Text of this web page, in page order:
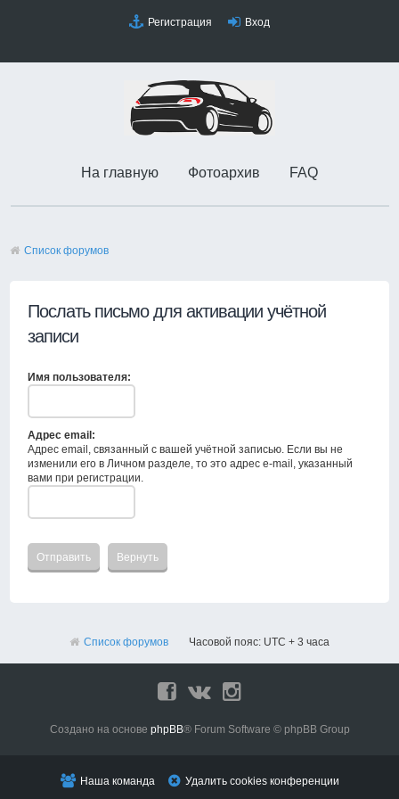
Регистрация Вход
На главную Фотоархив FAQ
Список форумов
Послать письмо для активации учётной
записи
Имя пользователя:
Адрес email:
Адрес email, связанный с вашей учётной записью. Если вы не
изменили его в Личном разделе, то это адрес e-mail, указанный
вами при регистрации.
Список форумов Часовой пояс: UTC + 3 часа
Создано на основе phpBB® Forum Software © phpBB Group
Наша команда Удалить cookies конференции